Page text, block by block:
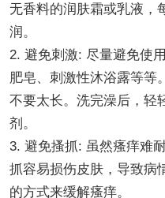
无香料的润肤霜或乳液，
润。
2. 避免刺激: 尽量避免使
肥皂、刺激性沐浴露等等
不要太长。洗完澡后，轻
剂。
3. 避免搔抓: 虽然瘙痒难
抓容易损伤皮肤，导致病
的方式来缓解瘙痒。